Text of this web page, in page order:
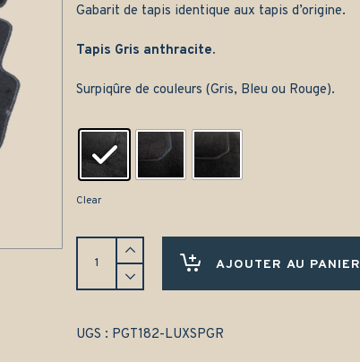
Gabarit de tapis identique aux tapis d’origine.
Tapis Gris anthracite.
Surpiqûre de couleurs (Gris, Bleu ou Rouge).
Clear
Tapis
Peugeot
Avant
AJOUTER AU PANIER
UGS : PGT182-LUXSPGR